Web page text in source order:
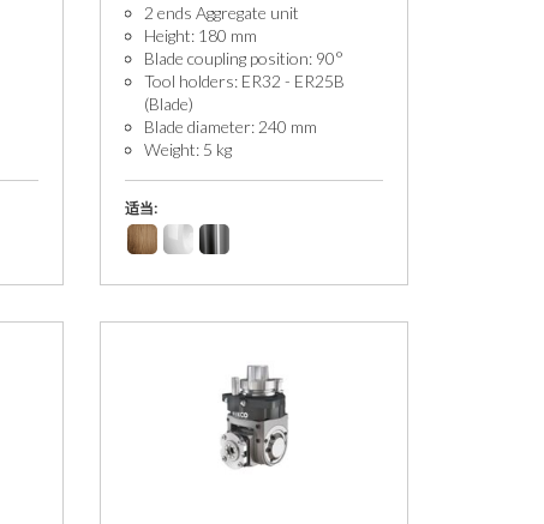
2 ends Aggregate unit
Height: 180 mm
Blade coupling position: 90°
Tool holders: ER32 - ER25B
(Blade)
Blade diameter: 240 mm
Weight: 5 kg
适当: